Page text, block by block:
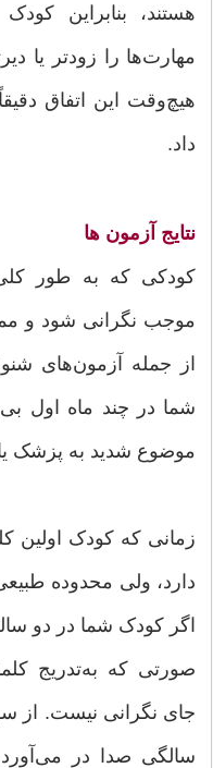
هستند، بنابراین
مهارت‌ها را زودتر یا
هیچ‌وقت این اتفاق
داد.
نتایج آزمون ها
کودکی که به طور
موجب نگرانی شود و
از جمله آزمون‌های
شما در چند ماه اول
موضوع شدید به پزشک
زمانی که کودک اولین
دارد، ولی محدوده
اگر کودک شما در دو
صورتی که به‌تدریج
سالگی صدا در می‌آورد